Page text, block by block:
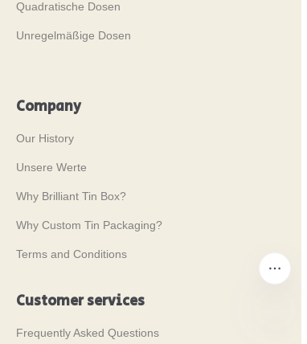
Quadratische Dosen
Unregelmäßige Dosen
Company
Our History
Unsere Werte
Why Brilliant Tin Box?
Why Custom Tin Packaging?
Terms and Conditions
Customer services
Frequently Asked Questions